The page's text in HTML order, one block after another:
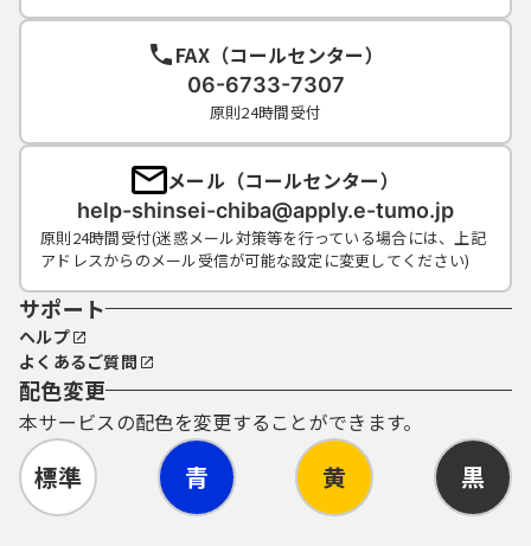
FAX（コールセンター）
06-6733-7307
原則24時間受付
メール（コールセンター）
help-shinsei-chiba@apply.e-tumo.jp
原則24時間受付(迷惑メール対策等を行っている場合には、上記
アドレスからのメール受信が可能な設定に変更してください)
サポート
ヘルプ
よくあるご質問
配色変更
本サービスの配色を変更することができます。
標準 青 黄 黒